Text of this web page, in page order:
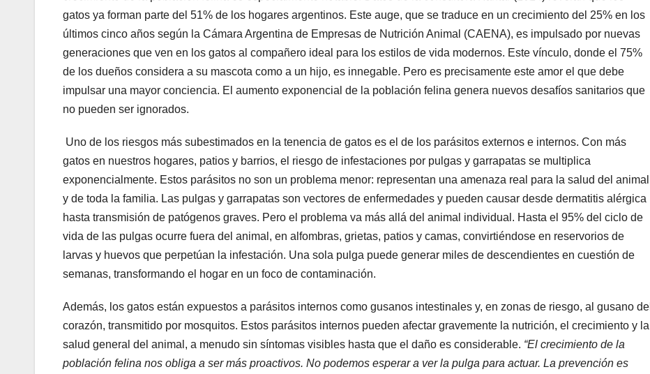
gatos ya forman parte del 51% de los hogares argentinos. Este auge, que se traduce en un crecimiento del 25% en los
últimos cinco años según la Cámara Argentina de Empresas de Nutrición Animal (CAENA), es impulsado por nuevas
generaciones que ven en los gatos al compañero ideal para los estilos de vida modernos. Este vínculo, donde el 75%
de los dueños considera a su mascota como a un hijo, es innegable. Pero es precisamente este amor el que debe
impulsar una mayor conciencia. El aumento exponencial de la población felina genera nuevos desafíos sanitarios que
no pueden ser ignorados.
Uno de los riesgos más subestimados en la tenencia de gatos es el de los parásitos externos e internos. Con más
gatos en nuestros hogares, patios y barrios, el riesgo de infestaciones por pulgas y garrapatas se multiplica
exponencialmente. Estos parásitos no son un problema menor: representan una amenaza real para la salud del animal
y de toda la familia. Las pulgas y garrapatas son vectores de enfermedades y pueden causar desde dermatitis alérgica
hasta transmisión de patógenos graves. Pero el problema va más allá del animal individual. Hasta el 95% del ciclo de
vida de las pulgas ocurre fuera del animal, en alfombras, grietas, patios y camas, convirtiéndose en reservorios de
larvas y huevos que perpetúan la infestación. Una sola pulga puede generar miles de descendientes en cuestión de
semanas, transformando el hogar en un foco de contaminación.
Además, los gatos están expuestos a parásitos internos como gusanos intestinales y, en zonas de riesgo, al gusano del
corazón, transmitido por mosquitos. Estos parásitos internos pueden afectar gravemente la nutrición, el crecimiento y la
salud general del animal, a menudo sin síntomas visibles hasta que el daño es considerable. “El crecimiento de la
población felina nos obliga a ser más proactivos. No podemos esperar a ver la pulga para actuar. La prevención es